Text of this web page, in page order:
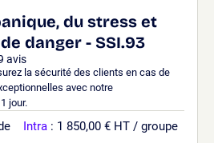
du stress et
danger - SSI.93
avis
la sécurité des clients en cas de
avec notre
jour.
Intra : 1 850,00 € HT / groupe